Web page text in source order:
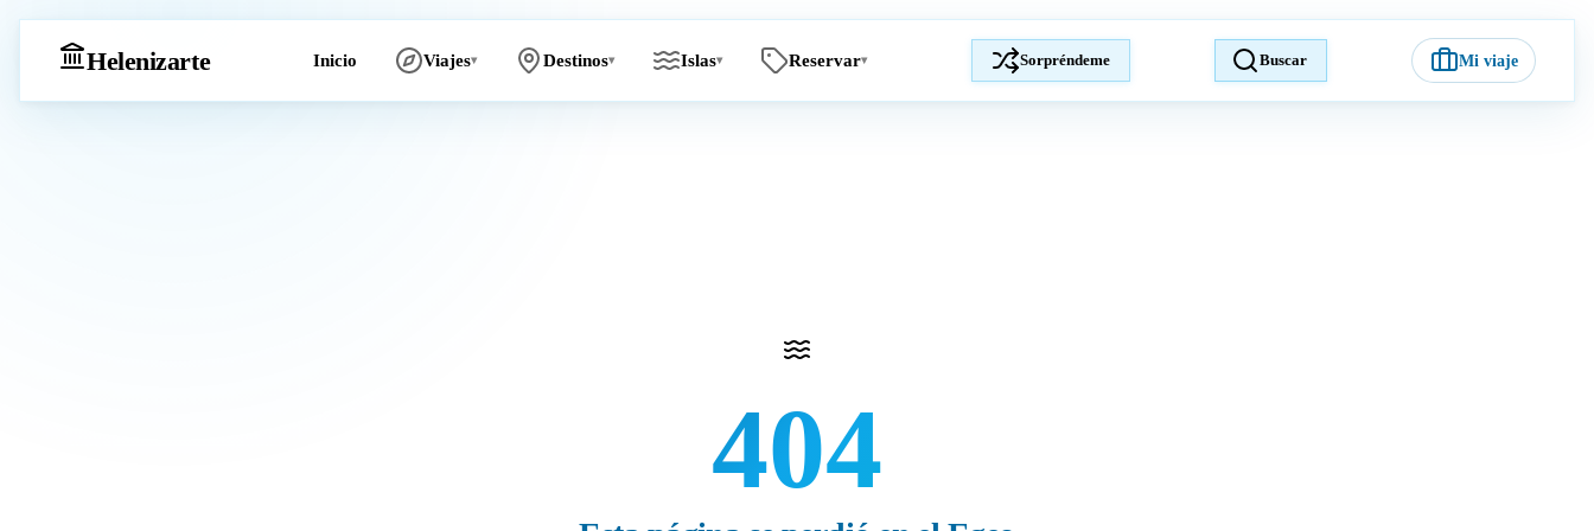
Helenizarte Inicio Viajes▾ Destinos▾ Islas▾ Reservar▾ Sorpréndeme Buscar Mi viaje
404